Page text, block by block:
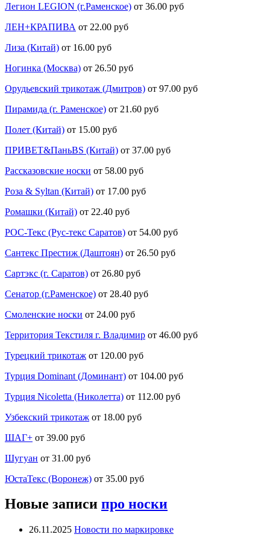
Легион LEGION (г.Раменское) от 36.00 руб
ЛЕН+КРАПИВА от 22.00 руб
Лиза (Китай) от 16.00 руб
Ногинка (Москва) от 26.50 руб
Орудьевский трикотаж (Дмитров) от 97.00 руб
Пирамида (г. Раменское) от 21.60 руб
Полет (Китай) от 15.00 руб
ПРИВЕТ&ПаньBS (Китай) от 37.00 руб
Рассказовские носки от 58.00 руб
Роза & Syltan (Китай) от 17.00 руб
Ромашки (Китай) от 22.40 руб
РОС-Текс (Рус-текс Саратов) от 54.00 руб
Сантекс Престиж (Даштоян) от 26.50 руб
Сартэкс (г. Саратов) от 26.80 руб
Сенатор (г.Раменское) от 28.40 руб
Смоленские носки от 24.00 руб
Территория Текстиля г. Владимир от 46.00 руб
Турецкий трикотаж от 120.00 руб
Турция Dominant (Доминант) от 104.00 руб
Турция Nicoletta (Николетта) от 112.00 руб
Узбекский трикотаж от 18.00 руб
ШАГ+ от 39.00 руб
Шугуан от 31.00 руб
ЮстаТекс (Воронеж) от 35.00 руб
Новые записи про носки
26.11.2025 Новости по маркировке